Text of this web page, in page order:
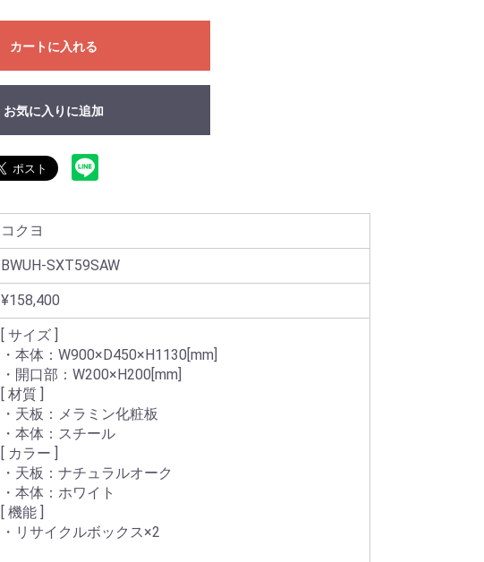
カートに入れる
お気に入りに追加
コクヨ
BWUH-SXT59SAW
¥158,400
[ サイズ ]
・本体：W900×D450×H1130[mm]
・開口部：W200×H200[mm]
[ 材質 ]
・天板：メラミン化粧板
・本体：スチール
[ カラー ]
・天板：ナチュラルオーク
・本体：ホワイト
[ 機能 ]
・リサイクルボックス×2